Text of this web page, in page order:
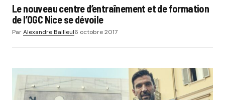
Le nouveau centre d’entraînement et de formation
de l’OGC Nice se dévoile
ParAlexandre Bailleul6 octobre 2017